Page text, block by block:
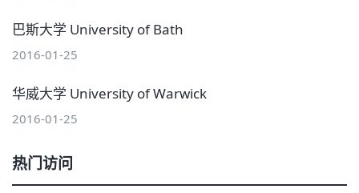
巴斯大学 University of Bath
2016-01-25
华威大学 University of Warwick
2016-01-25
热门访问